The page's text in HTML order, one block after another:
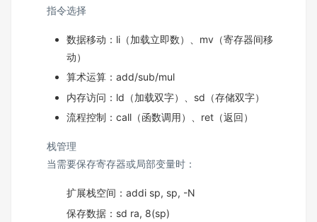
指令选择
数据移动：li（加载立即数）、mv（寄存器间移
动）
算术运算：add/sub/mul
内存访问：ld（加载双字）、sd（存储双字）
流程控制：call（函数调用）、ret（返回）
栈管理
当需要保存寄存器或局部变量时：
扩展栈空间：addi sp, sp, -N
保存数据：sd ra, 8(sp)